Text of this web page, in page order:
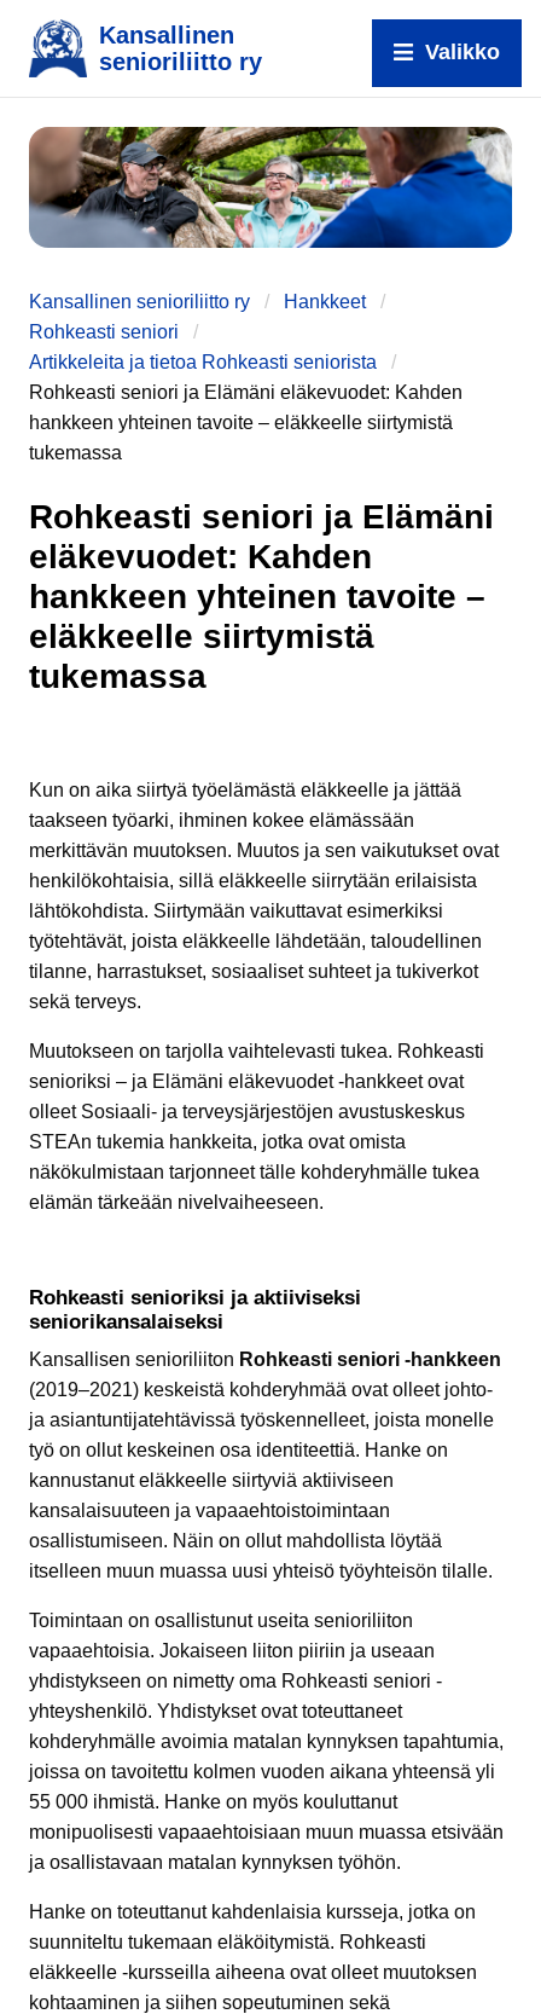
Kansallinen
senioriliitto ry
Valikko
Kansallinen senioriliitto ry
Hankkeet
Rohkeasti seniori
Artikkeleita ja tietoa Rohkeasti seniorista
Rohkeasti seniori ja Elämäni eläkevuodet: Kahden
hankkeen yhteinen tavoite – eläkkeelle siirtymistä
tukemassa
Rohkeasti seniori ja Elämäni
eläkevuodet: Kahden
hankkeen yhteinen tavoite –
eläkkeelle siirtymistä
tukemassa
Kun on aika siirtyä työelämästä eläkkeelle ja jättää
taakseen työarki, ihminen kokee elämässään
merkittävän muutoksen. Muutos ja sen vaikutukset ovat
henkilökohtaisia, sillä eläkkeelle siirrytään erilaisista
lähtökohdista. Siirtymään vaikuttavat esimerkiksi
työtehtävät, joista eläkkeelle lähdetään, taloudellinen
tilanne, harrastukset, sosiaaliset suhteet ja tukiverkot
sekä terveys.
Muutokseen on tarjolla vaihtelevasti tukea. Rohkeasti
senioriksi – ja Elämäni eläkevuodet -hankkeet ovat
olleet Sosiaali- ja terveysjärjestöjen avustuskeskus
STEAn tukemia hankkeita, jotka ovat omista
näkökulmistaan tarjonneet tälle kohderyhmälle tukea
elämän tärkeään nivelvaiheeseen.
Rohkeasti senioriksi ja aktiiviseksi
seniorikansalaiseksi
Kansallisen senioriliiton Rohkeasti seniori -hankkeen
(2019–2021) keskeistä kohderyhmää ovat olleet johto-
ja asiantuntijatehtävissä työskennelleet, joista monelle
työ on ollut keskeinen osa identiteettiä. Hanke on
kannustanut eläkkeelle siirtyviä aktiiviseen
kansalaisuuteen ja vapaaehtoistoimintaan
osallistumiseen. Näin on ollut mahdollista löytää
itselleen muun muassa uusi yhteisö työyhteisön tilalle.
Toimintaan on osallistunut useita senioriliiton
vapaaehtoisia. Jokaiseen liiton piiriin ja useaan
yhdistykseen on nimetty oma Rohkeasti seniori -
yhteyshenkilö. Yhdistykset ovat toteuttaneet
kohderyhmälle avoimia matalan kynnyksen tapahtumia,
joissa on tavoitettu kolmen vuoden aikana yhteensä yli
55 000 ihmistä. Hanke on myös kouluttanut
monipuolisesti vapaaehtoisiaan muun muassa etsivään
ja osallistavaan matalan kynnyksen työhön.
Hanke on toteuttanut kahdenlaisia kursseja, jotka on
suunniteltu tukemaan eläköitymistä. Rohkeasti
eläkkeelle -kursseilla aiheena ovat olleet muutoksen
kohtaaminen ja siihen sopeutuminen sekä